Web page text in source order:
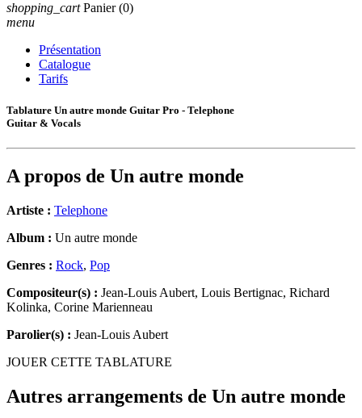
shopping_cart Panier (0)
menu
Présentation
Catalogue
Tarifs
Tablature Un autre monde Guitar Pro - Telephone
Guitar & Vocals
A propos de Un autre monde
Artiste : Telephone
Album : Un autre monde
Genres : Rock, Pop
Compositeur(s) : Jean-Louis Aubert, Louis Bertignac, Richard
Kolinka, Corine Marienneau
Parolier(s) : Jean-Louis Aubert
JOUER CETTE TABLATURE
Autres arrangements de Un autre monde